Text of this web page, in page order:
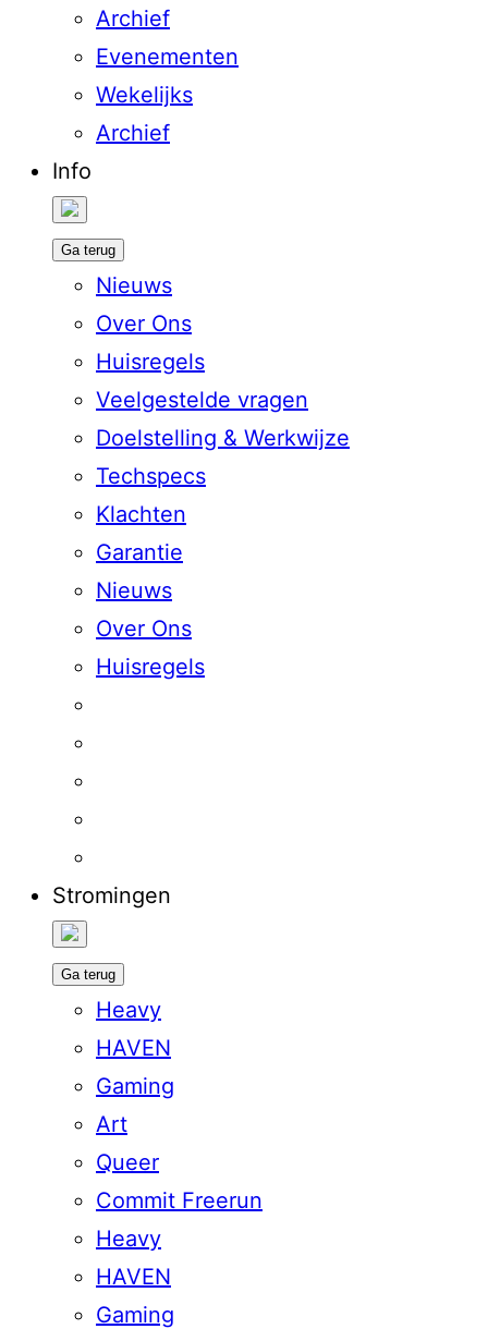
Archief
Evenementen
Wekelijks
Archief
Info
Ga terug
Nieuws
Over Ons
Huisregels
Veelgestelde vragen
Doelstelling & Werkwijze
Techspecs
Klachten
Garantie
Nieuws
Over Ons
Huisregels
Stromingen
Ga terug
Heavy
HAVEN
Gaming
Art
Queer
Commit Freerun
Heavy
HAVEN
Gaming